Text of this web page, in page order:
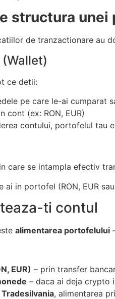
structura
de tranzactionare au
ce detii:
pe care le-ai cumparat
cont (ex: RON, EUR)
contului, portofelul tau
care se intampla efectiv
ai in portofel (RON, EUR
ti contul
alimentarea portofelului
EUR) – prin transfer
– daca ai deja crypto
, alimentarea